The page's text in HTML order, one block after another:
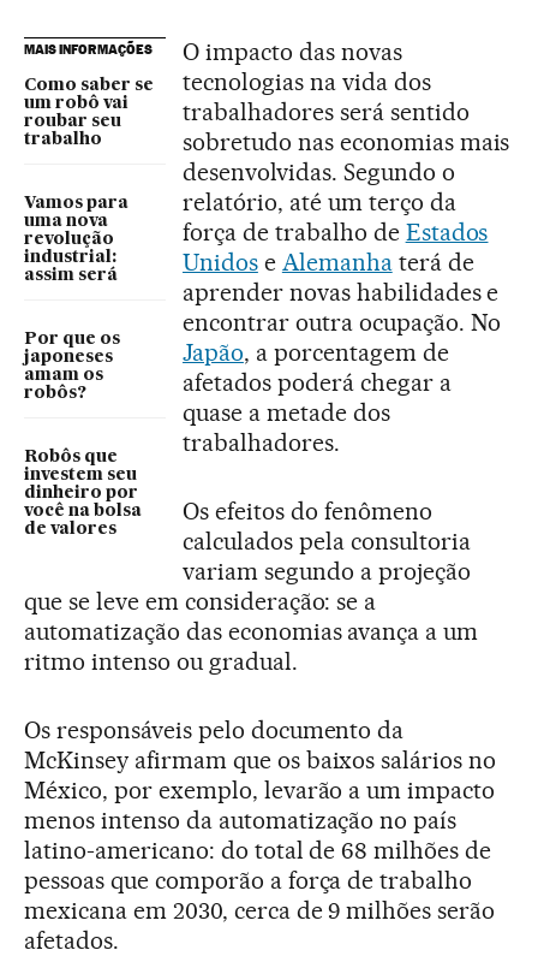
MAIS INFORMAÇÕES
Como saber se
um robô vai
roubar seu
trabalho
Vamos para
uma nova
revolução
industrial:
assim será
Por que os
japoneses
amam os
robôs?
Robôs que
investem seu
dinheiro por
você na bolsa
de valores
O impacto das novas
tecnologias na vida dos
trabalhadores será sentido
sobretudo nas economias mais
desenvolvidas. Segundo o
relatório, até um terço da
força de trabalho de Estados
Unidose Alemanhaterá de
aprender novas habilidades e
encontrar outra ocupação. No
Japão, a porcentagem de
afetados poderá chegar a
quase a metade dos
trabalhadores.
Os efeitos do fenômeno
calculados pela consultoria
variam segundo a projeção
que se leve em consideração: se a
automatização das economias avança a um
ritmo intenso ou gradual.
Os responsáveis pelo documento da
McKinsey afirmam que os baixos salários no
México, por exemplo, levarão a um impacto
menos intenso da automatização no país
latino-americano: do total de 68 milhões de
pessoas que comporão a força de trabalho
mexicana em 2030, cerca de 9 milhões serão
afetados.